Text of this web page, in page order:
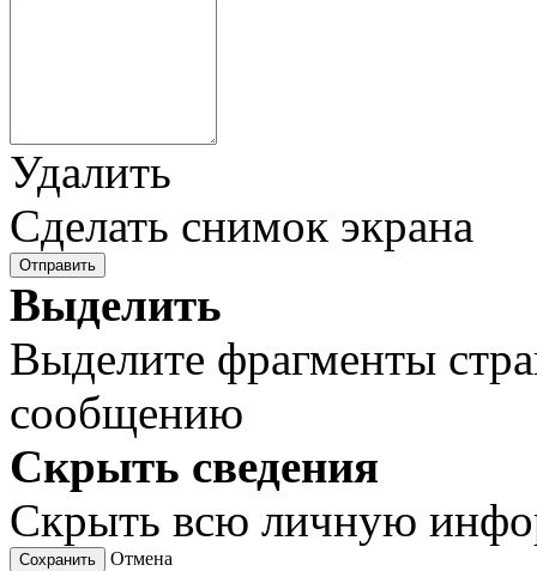
Удалить
Сделать снимок экрана
Отправить
Выделить
Выделите фрагменты
сообщению
Скрыть сведения
Скрыть всю личную
Сохранить Отмена